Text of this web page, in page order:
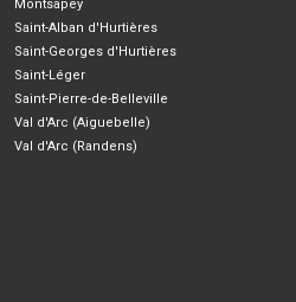
Montsapey
Saint-Alban d'Hurtières
Saint-Georges d'Hurtières
Saint-Léger
Saint-Pierre-de-Belleville
Val d'Arc (Aiguebelle)
Val d'Arc (Randens)